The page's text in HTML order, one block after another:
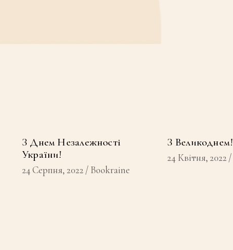
З Днем Незалежності
України!
24 Серпня, 2022 Bookraine
З Великоднем!
24 Квітня, 2022